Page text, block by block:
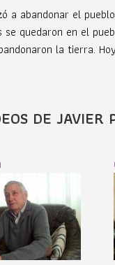
a abandonar el
se quedaron en el
la tierra.
DE